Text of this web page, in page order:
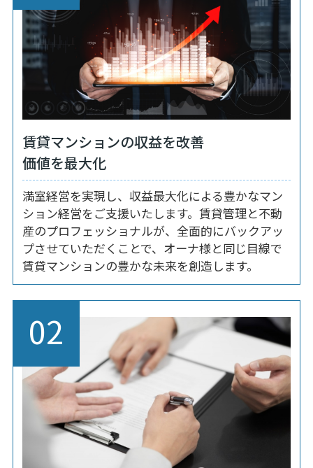
賃貸マンションの収益を改善
価値を最大化
満室経営を実現し、収益最大化による豊かなマン
ション経営をご支援いたします。賃貸管理と不動
産のプロフェッショナルが、全面的にバックアッ
プさせていただくことで、オーナ様と同じ目線で
賃貸マンションの豊かな未来を創造します。
02